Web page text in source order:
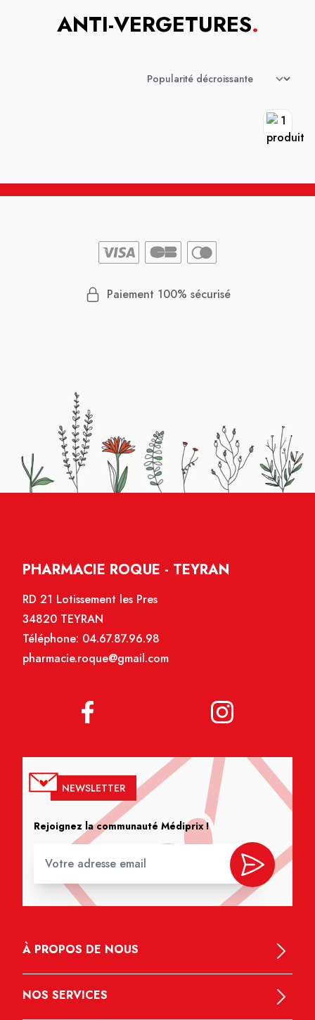
ANTI-VERGETURES.
Paiement 100% sécurisé
PHARMACIE ROQUE - TEYRAN
RD 21 Lotissement les Pres
34820 TEYRAN
Téléphone: 04.67.87.96.98
pharmacie.roque@gmail.com
NEWSLETTER
Rejoignez la communauté Médiprix !
À PROPOS DE NOUS
NOS SERVICES